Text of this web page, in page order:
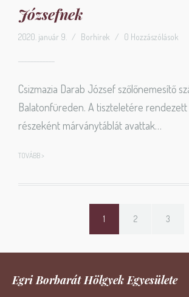
Józsefnek
2020. január 9. / Borhírek / 0 Hozzászólások
Csizmazia Darab József szőlőnemesítő
Balatonfüreden. A tiszteletére
részeként márványtáblát avattak…
TOVÁBB >
1 2 3
Egri Borbarát Hölgyek Egyesülete